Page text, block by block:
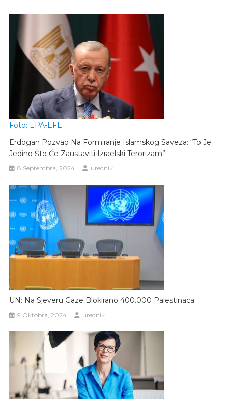
Foto: EPA-EFE
Erdogan Pozvao Na Formiranje Islamskog Saveza: “To Je
Jedino Što Će Zaustaviti Izraelski Terorizam”
8 Septembra, 2024 urednik
UN: Na Sjeveru Gaze Blokirano 400.000 Palestinaca
9 Oktobra, 2024 urednik